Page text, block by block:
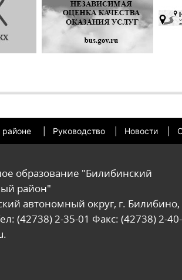
Руководство Новости
образование "Билибинский
район"
автономный округ, г. Билибино,
(42738) 2-35-01 Факс: (42738) 2-